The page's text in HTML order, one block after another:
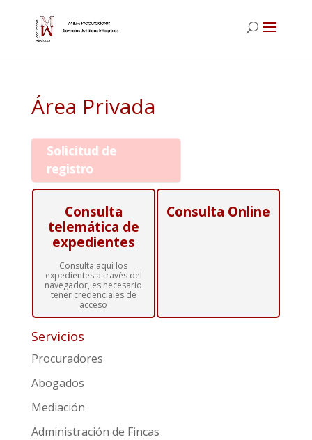
Área Privada
Solicitud de
registro
Consulta
telemática de
expedientes
Consulta aquí los
expedientes a través del
navegador, es necesario
tener credenciales de
acceso
Consulta Online
Servicios
Procuradores
Abogados
Mediación
Administración de Fincas